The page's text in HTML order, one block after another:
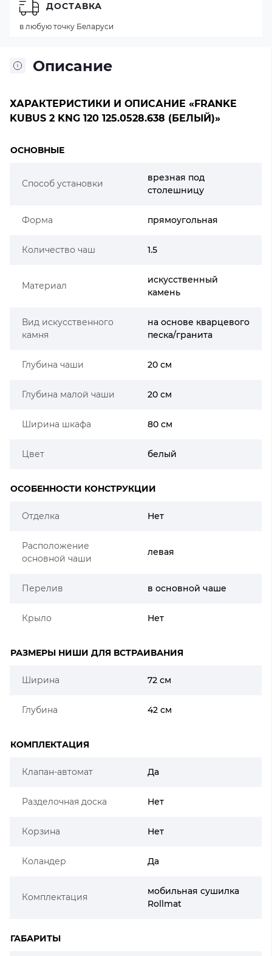
Описание
ХАРАКТЕРИСТИКИ И ОПИСАНИЕ «FRANKE
KUBUS 2 KNG 120 125.0528.638 (БЕЛЫЙ)»
ОСНОВНЫЕ
Способ установки
врезная под
столешницу
Форма прямоугольная
Количество чаш 1.5
Материал
искусственный
камень
Вид искусственного
камня
на основе кварцевого
песка/гранита
Глубина чаши 20 см
Глубина малой чаши 20 см
Ширина шкафа 80 см
Цвет белый
ОСОБЕННОСТИ КОНСТРУКЦИИ
Отделка Нет
Расположение
основной чаши
левая
Перелив в основной чаше
Крыло Нет
РАЗМЕРЫ НИШИ ДЛЯ ВСТРАИВАНИЯ
Ширина 72 см
Глубина 42 см
КОМПЛЕКТАЦИЯ
Клапан-автомат Да
Разделочная доска Нет
Корзина Нет
Коландер Да
Комплектация
мобильная сушилка
Rollmat
ГАБАРИТЫ
ДОСТАВКА
в любую точку Беларуси